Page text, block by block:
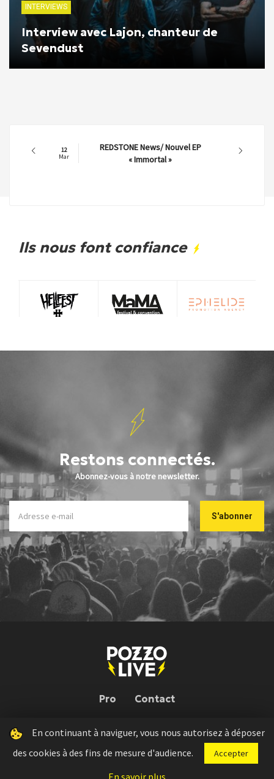
INTERVIEWS
Interview avec Lajon, chanteur de
Sevendust
12
Mar
REDSTONE News/ Nouvel EP
« Immortal »
Ils nous font confiance
Restons connectés.
Abonnez-vous à notre newsletter.
Pro Contact
Pozzo Live © 2026 | Conception : Pozzo Team, avec l'aide deBloop
Press kit Règlement concours Mentions légales
En continuant à naviguer, vous nous autorisez à déposer
des cookies à des fins de mesure d'audience.
Accepter
En savoir plus